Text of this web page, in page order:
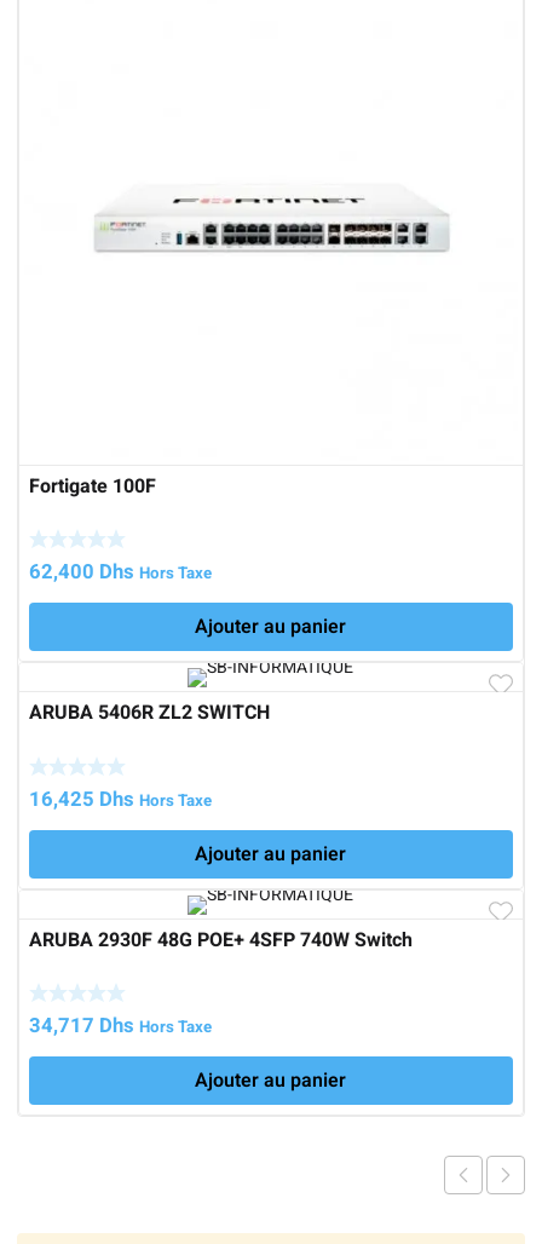
Fortigate 100F
62,400 Dhs Hors Taxe
Ajouter au panier
ARUBA 5406R ZL2 SWITCH
16,425 Dhs Hors Taxe
Ajouter au panier
ARUBA 2930F 48G POE+ 4SFP 740W Switch
34,717 Dhs Hors Taxe
Ajouter au panier